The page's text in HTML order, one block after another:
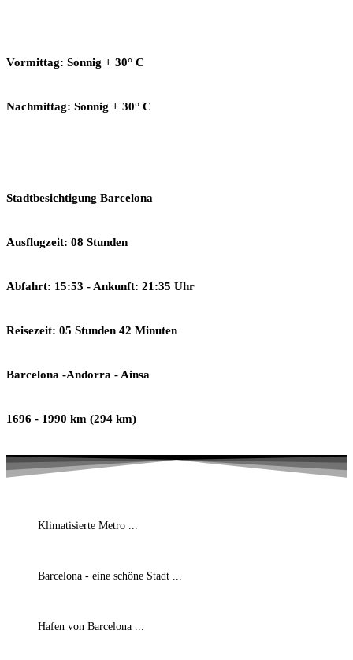
Vormittag: Sonnig + 30° C
Nachmittag: Sonnig + 30° C
Stadtbesichtigung Barcelona
Ausflugzeit: 08 Stunden
Abfahrt: 15:53 - Ankunft: 21:35 Uhr
Reisezeit: 05 Stunden 42 Minuten
Barcelona -Andorra - Ainsa
1696 - 1990 km (294 km)
Klimatisierte Metro ...
Barcelona - eine schöne Stadt ...
Hafen von Barcelona ...